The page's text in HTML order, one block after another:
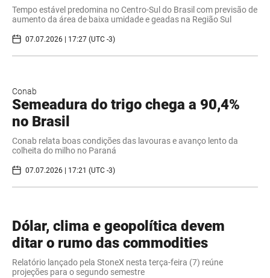
Tempo estável predomina no Centro-Sul do Brasil com previsão de
aumento da área de baixa umidade e geadas na Região Sul
07.07.2026 | 17:27 (UTC -3)
Conab
Semeadura do trigo chega a 90,4%
no Brasil
Conab relata boas condições das lavouras e avanço lento da
colheita do milho no Paraná
07.07.2026 | 17:21 (UTC -3)
Dólar, clima e geopolítica devem
ditar o rumo das commodities
Relatório lançado pela StoneX nesta terça-feira (7) reúne
projeções para o segundo semestre